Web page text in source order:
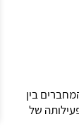
בין
של